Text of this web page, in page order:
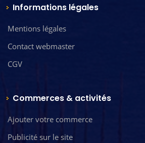
Informations légales
Mentions légales
Contact webmaster
CGV
Commerces & activités
Ajouter votre commerce
Publicité sur le site